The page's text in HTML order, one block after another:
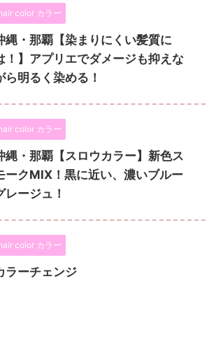
color カラー
縄・那覇【染まりにくい髪質に
！】アプリエでダメージも抑えな
ら明るく染める！
color カラー
縄・那覇【スロウカラー】新色ス
ークMIX！黒に近い、濃いブルー
レージュ！
color カラー
ラーチェンジ